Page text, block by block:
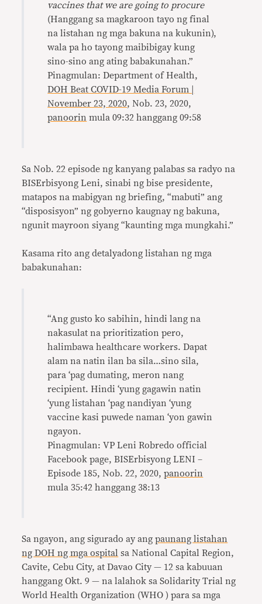
vaccines that we are going to procure
(Hanggang sa magkaroon tayo ng final
na listahan ng mga bakuna na kukunin),
wala pa ho tayong maibibigay kung
sino-sino ang ating babakunahan.”
Pinagmulan: Department of Health,
DOH Beat COVID-19 Media Forum |
November 23, 2020, Nob. 23, 2020,
panoorin mula 09:32 hanggang 09:58
Sa Nob. 22 episode ng kanyang palabas sa radyo na
BISErbisyong Leni, sinabi ng bise presidente,
matapos na mabigyan ng briefing, “mabuti” ang
“disposisyon” ng gobyerno kaugnay ng bakuna,
ngunit mayroon siyang “kaunting mga mungkahi.”
Kasama rito ang detalyadong listahan ng mga
babakunahan:
“Ang gusto ko sabihin, hindi lang na
nakasulat na prioritization pero,
halimbawa healthcare workers. Dapat
alam na natin ilan ba sila…sino sila,
para ‘pag dumating, meron nang
recipient. Hindi ‘yung gagawin natin
‘yung listahan ‘pag nandiyan ‘yung
vaccine kasi puwede naman ‘yon gawin
ngayon.
Pinagmulan: VP Leni Robredo official
Facebook page, BISErbisyong LENI –
Episode 185, Nob. 22, 2020,panoorin
mula 35:42 hanggang 38:13
Sa ngayon, ang sigurado ay angpaunang listahan
ng DOH ng mga ospital sa National Capital Region,
Cavite, Cebu City, at Davao City — 12 sa kabuuan
hanggang Okt. 9 — na lalahok sa Solidarity Trial ng
World Health Organization (WHO ) para sa mga